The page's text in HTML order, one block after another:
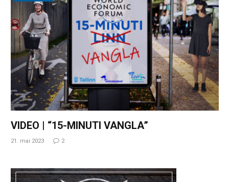
VIDEO | “15-MINUTI VANGLA”
21. mai 2023 2